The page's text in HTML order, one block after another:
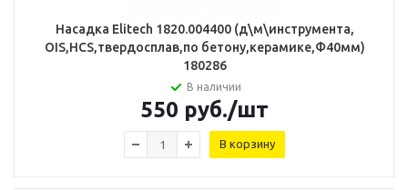
Насадка Elitech 1820.004400 (д\м\инструмента,
OIS,HCS,твердосплав,по бетону,керамике,Ф40мм)
180286
В наличии
550 руб./шт
В корзину